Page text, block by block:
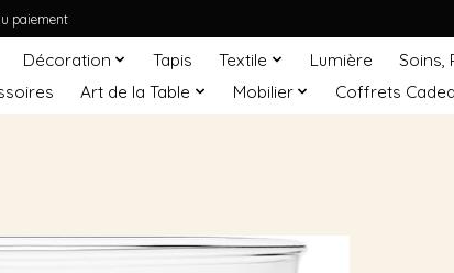
paiement
Décoration Tapis Textile Lumière Soins,
Art de la Table Mobilier Coffrets